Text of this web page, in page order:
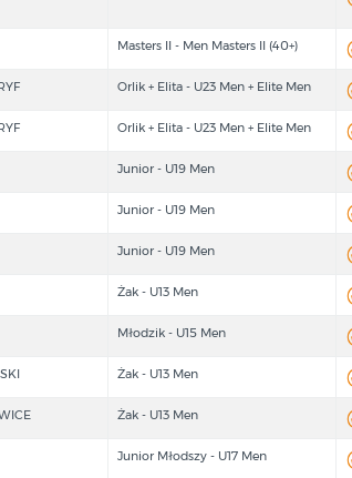
Masters II - Men Masters II (40+)
Orlik + Elita - U23 Men + Elite Men
Orlik + Elita - U23 Men + Elite Men
Junior - U19 Men
Junior - U19 Men
Junior - U19 Men
Żak - U13 Men
Młodzik - U15 Men
Żak - U13 Men
Żak - U13 Men
Junior Młodszy - U17 Men